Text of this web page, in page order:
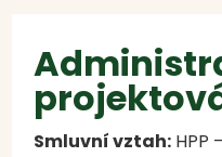
Smluvní vztah: HPP